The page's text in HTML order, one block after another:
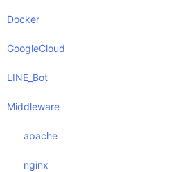
Docker
GoogleCloud
LINE_Bot
Middleware
apache
nginx